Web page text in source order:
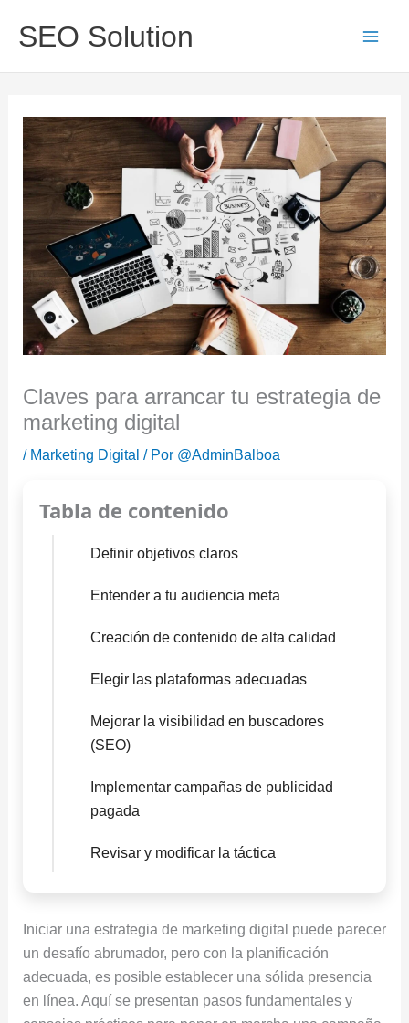
SEO Solution
Claves para arrancar tu estrategia de
marketing digital
/ Marketing Digital / Por @AdminBalboa
Tabla de contenido
Definir objetivos claros
Entender a tu audiencia meta
Creación de contenido de alta calidad
Elegir las plataformas adecuadas
Mejorar la visibilidad en buscadores
(SEO)
Implementar campañas de publicidad
pagada
Revisar y modificar la táctica
Iniciar una estrategia de marketing digital puede parecer
un desafío abrumador, pero con la planificación
adecuada, es posible establecer una sólida presencia
en línea. Aquí se presentan pasos fundamentales y